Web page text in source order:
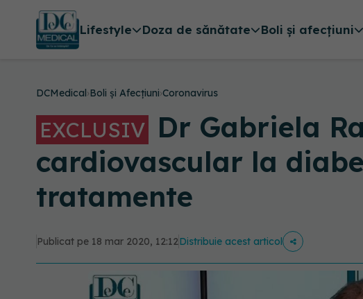
Lifestyle Doza de sănătate Boli și afecțiuni
DCMedical›Boli și Afecțiuni›Coronavirus
EXCLUSIV Dr Gabriela
cardiovascular la
tratamente
Publicat pe 18 mar 2020, 12:12Distribuie acest articol